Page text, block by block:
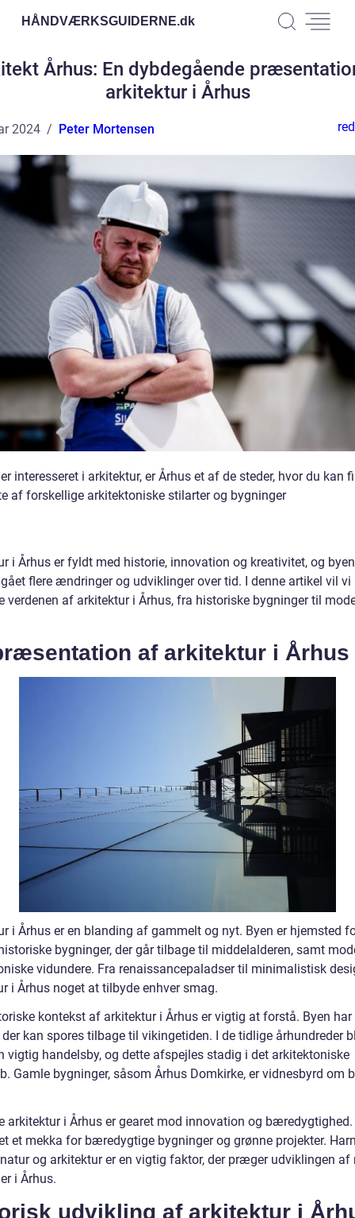
HÅNDVÆRKSGUIDERNE.dk
Århus: En dybdegående
arkitektur i Århus
2024 Peter Mortensen
interesseret i arkitektur, er Århus et af de steder, hvor du kan
af forskellige arkitektoniske stilarter og bygninger
i Århus er fyldt med historie, innovation og kreativitet, og
flere ændringer og udviklinger over tid. I denne artikel vil vi
verdenen af arkitektur i Århus, fra historiske bygninger til
af arkitektur i Århus
i Århus er en blanding af gammelt og nyt. Byen er hjemsted
bygninger, der går tilbage til middelalderen, samt
vidundere. Fra renaissancepaladser til minimalistisk
i Århus noget at tilbyde enhver smag.
kontekst af arkitektur i Århus er vigtig at forstå. Byen har
kan spores tilbage til vikingetiden. I de tidlige århundreder
vigtig handelsby, og dette afspejles stadig i det arkitektoniske
Gamle bygninger, såsom Århus Domkirke, er vidnesbyrd om
arkitektur i Århus er gearet mod innovation og bæredygtighed.
et mekka for bæredygtige bygninger og grønne projekter.
og arkitektur er en vigtig faktor, der præger udviklingen af
i Århus.
udvikling af arkitektur i